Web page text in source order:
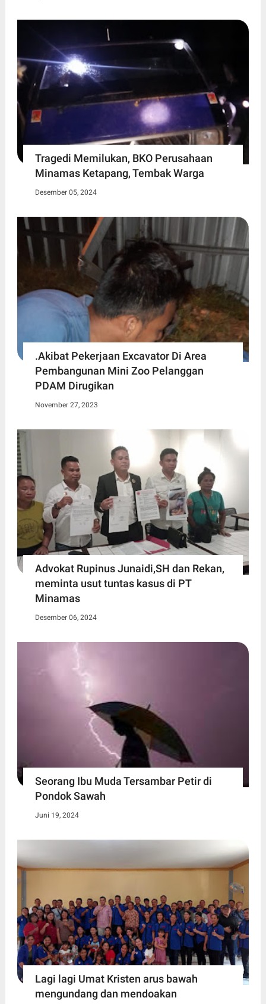
Tragedi Memilukan, BKO Perusahaan
Minamas Ketapang, Tembak Warga
Desember 05, 2024
.Akibat Pekerjaan Excavator Di Area
Pembangunan Mini Zoo Pelanggan
PDAM Dirugikan
November 27, 2023
Advokat Rupinus Junaidi,SH dan Rekan,
meminta usut tuntas kasus di PT
Minamas
Desember 06, 2024
Seorang Ibu Muda Tersambar Petir di
Pondok Sawah
Juni 19, 2024
Lagi lagi Umat Kristen arus bawah
mengundang dan mendoakan